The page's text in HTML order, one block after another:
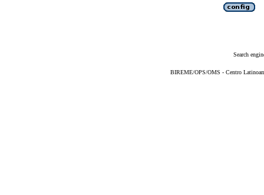
Search
BIREME/OPS/OMS - Centro